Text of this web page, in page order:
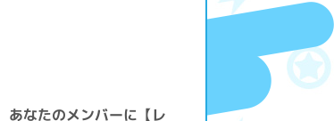
あなたのメンバーに【レ